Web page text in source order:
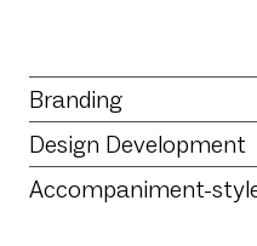
Branding
Design Development
Accompaniment-